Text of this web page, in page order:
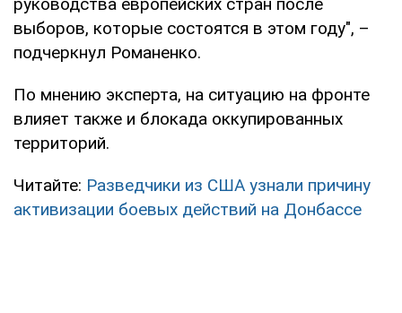
выборов, которые состоятся в этом году", –
подчеркнул Романенко.
По мнению эксперта, на ситуацию на фронте
влияет также и блокада оккупированных
территорий.
Читайте: Разведчики из США узнали причину
активизации боевых действий на Донбассе